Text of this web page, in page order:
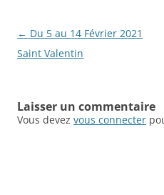
Navigation
des
← Du 5 au 14 Février 2021
Saint Valentin
Laisser un commentaire
Vous devez vous connecter